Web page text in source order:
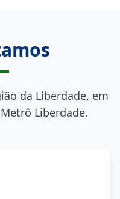
da Liberdade, em
Liberdade.